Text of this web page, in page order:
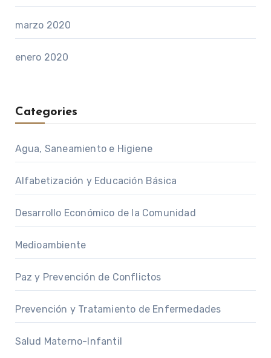
marzo 2020
enero 2020
Categories
Agua, Saneamiento e Higiene
Alfabetización y Educación Básica
Desarrollo Económico de la Comunidad
Medioambiente
Paz y Prevención de Conflictos
Prevención y Tratamiento de Enfermedades
Salud Materno-Infantil